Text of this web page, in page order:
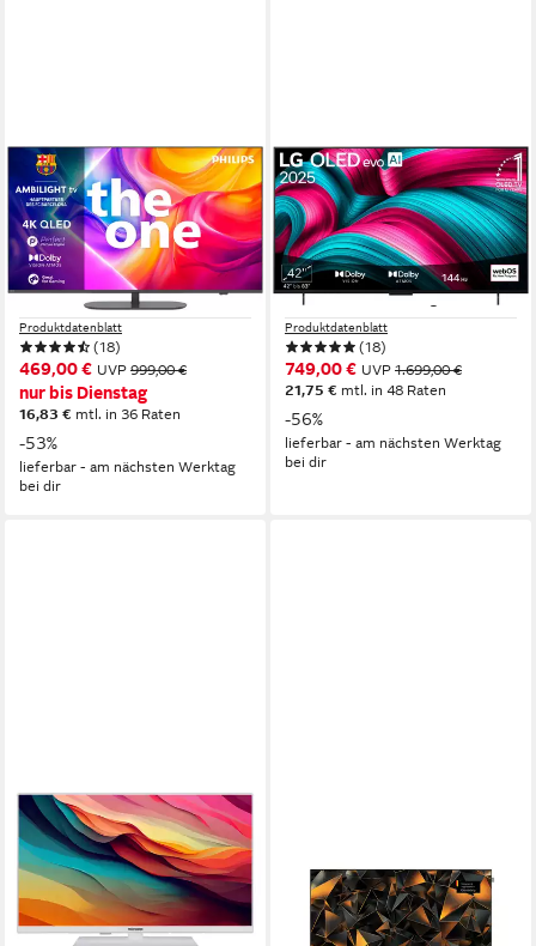
PHILIPS
43PUS9000/12 QLED-
Fernseher
108 cm/43 Zoll Diagonale
QLED Bildschirmtechnologie
4K Ultra HD Auflösung
Produktdatenblatt
(18)
469,00 € UVP 999,00 €
nur bis Dienstag
16,83 € mtl. in 36 Raten
-53%
lieferbar - am nächsten Werktag
bei dir
LG
OLED42C5ELB OLED-
Fernseher
106 cm/42 Zoll Diagonale
OLED evo Bildschirmtechnologie
4K Ultra HD Auflösung
Produktdatenblatt
(18)
749,00 € UVP 1.699,00 €
21,75 € mtl. in 48 Raten
-56%
lieferbar - am nächsten Werktag
bei dir
TELEFUNKEN
XF32N750M-W LCD-LED
Fernseher
80 cm/32 Zoll
Diagonale
LED
Bildschirmtechnologie
Full HD Auflösung
81 cm/43 Zoll Diagonale
LCD + E-LED Bildschirmtechnologie
1920 x 1080 Auflösung
Produktdatenblatt